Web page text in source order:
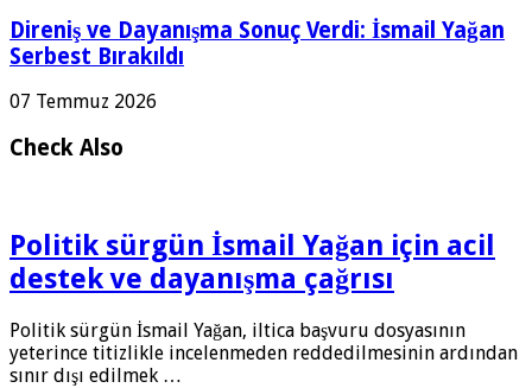
Direniş ve Dayanışma Sonuç Verdi: İsmail Yağan
Serbest Bırakıldı
07 Temmuz 2026
Check Also
Politik sürgün İsmail Yağan için acil
destek ve dayanışma çağrısı
Politik sürgün İsmail Yağan, iltica başvuru dosyasının
yeterince titizlikle incelenmeden reddedilmesinin ardından
sınır dışı edilmek …